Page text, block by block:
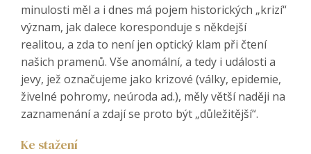
minulosti měl a i dnes má pojem historických „krizí“
význam, jak dalece koresponduje s někdejší
realitou, a zda to není jen optický klam při čtení
našich pramenů. Vše anomální, a tedy i události a
jevy, jež označujeme jako krizové (války, epidemie,
živelné pohromy, neúroda ad.), měly větší naději na
zaznamenání a zdají se proto být „důležitější“.
Ke stažení